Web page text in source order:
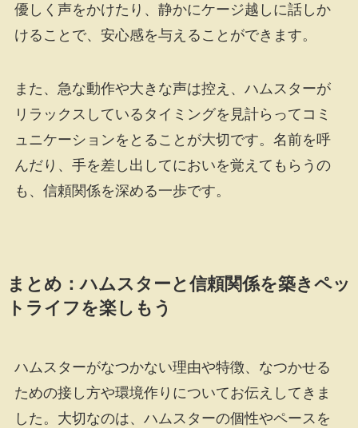
優しく声をかけたり、静かにケージ越しに話しか
けることで、安心感を与えることができます。
また、急な動作や大きな声は控え、ハムスターが
リラックスしているタイミングを見計らってコミ
ュニケーションをとることが大切です。名前を呼
んだり、手を差し出してにおいを覚えてもらうの
も、信頼関係を深める一歩です。
まとめ：ハムスターと信頼関係を築きペッ
トライフを楽しもう
ハムスターがなつかない理由や特徴、なつかせる
ための接し方や環境作りについてお伝えしてきま
した。大切なのは、ハムスターの個性やペースを